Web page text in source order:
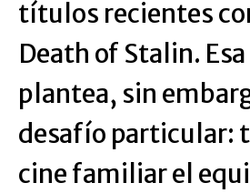
títulos recientes
Death of Stalin.
plantea, sin
desafío particular:
cine familiar el